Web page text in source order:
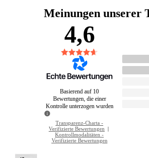
Meinungen unserer
4,6
Basierend auf 10
Bewertungen, die einer
Kontrolle unterzogen wurden
Transparenz-Charta -
Verifizierte Bewertungen |
Kontrollmodalitäten -
Verifizierte Bewertungen